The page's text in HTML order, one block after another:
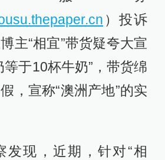
）投诉
主“相宜”带货疑夸大宣
等于10杯牛奶”，带货绵
，宣称“澳洲产地”的实
发现，近期，针对“相